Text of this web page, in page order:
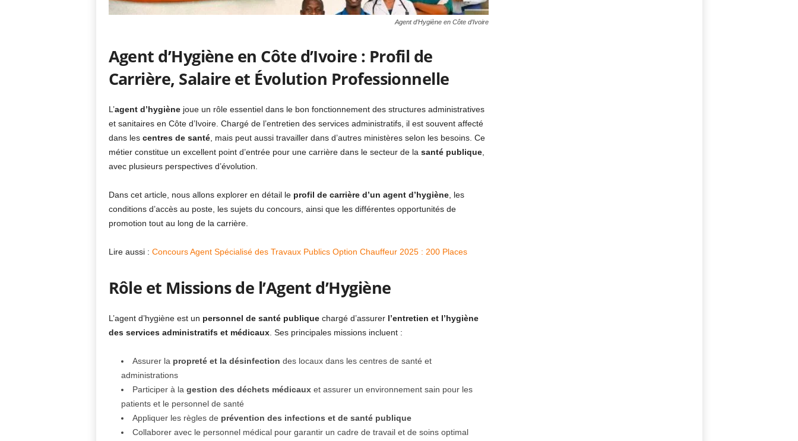
Agent d’Hygiène en Côte d’Ivoire
Agent d’Hygiène en Côte d’Ivoire : Profil de
Carrière, Salaire et Évolution Professionnelle
L’agent d’hygiènejoue un rôle essentiel dans le bon fonctionnement des structures administratives
et sanitaires en Côte d’Ivoire. Chargé de l’entretien des services administratifs, il est souvent affecté
dans les centres de santé, mais peut aussi travailler dans d’autres ministères selon les besoins. Ce
métier constitue un excellent point d’entrée pour une carrière dans le secteur de la santé publique,
avec plusieurs perspectives d’évolution.
Dans cet article, nous allons explorer en détail le profil de carrière d’un agent d’hygiène, les
conditions d’accès au poste, les sujets du concours, ainsi que les différentes opportunités de
promotion tout au long de la carrière.
Lire aussi : Concours Agent Spécialisé des Travaux Publics Option Chauffeur 2025 : 200 Places
Rôle et Missions de l’Agent d’Hygiène
L’agent d’hygiène est un personnel de santé publiquechargé d’assurer l’entretien et l’hygiène
des services administratifs et médicaux. Ses principales missions incluent :
Assurer la propreté et la désinfection des locaux dans les centres de santé et
administrations
Participer à la gestion des déchets médicauxet assurer un environnement sain pour les
patients et le personnel de santé
Appliquer les règles de prévention des infections et de santé publique
Collaborer avec le personnel médical pour garantir un cadre de travail et de soins optimal